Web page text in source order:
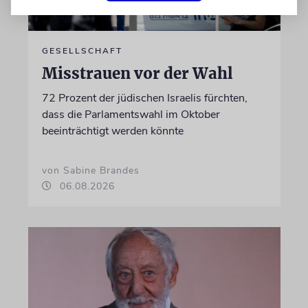
GESELLSCHAFT
Misstrauen vor der Wahl
72 Prozent der jüdischen Israelis fürchten,
dass die Parlamentswahl im Oktober
beeinträchtigt werden könnte
von Sabine Brandes
06.08.2026